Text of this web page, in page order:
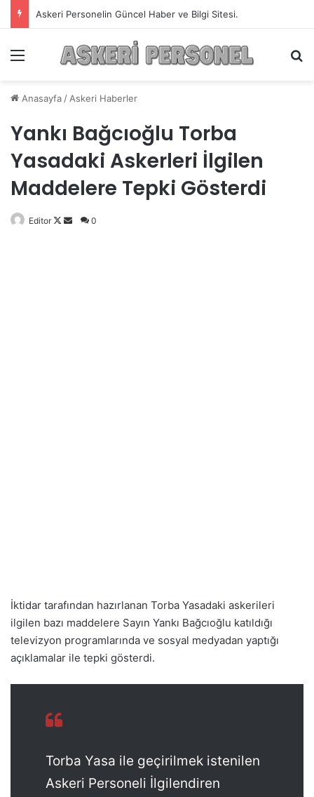
Askeri Personelin Güncel Haber ve Bilgi Sitesi.
Anasayfa / Askeri Haberler
Yankı Bağcıoğlu Torba
Yasadaki Askerleri İlgilen
Maddelere Tepki Gösterdi
Editor
Follow
Bir
0
İktidar tarafından hazırlanan Torba Yasadaki askerileri
ilgilen bazı maddelere Sayın Yankı Bağcıoğlu katıldığı
televizyon programlarında ve sosyal medyadan yaptığı
açıklamalar ile tepki gösterdi.
Torba Yasa ile geçirilmek istenilen
Askeri Personeli İlgilendiren